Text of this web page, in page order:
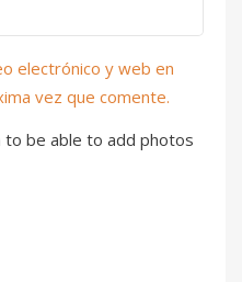
electrónico y web en
vez que comente.
to be able to add photos